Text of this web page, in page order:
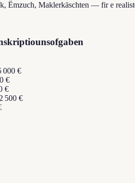
Ëmzuch, Maklerkäschten — fir e
000 €
€
€
500 €